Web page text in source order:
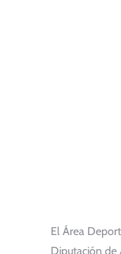
El Área
Diputación de